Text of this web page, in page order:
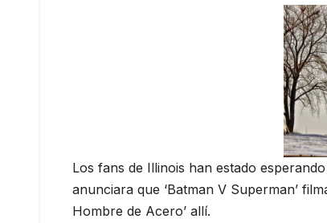
Los fans de Illinois han estado
anunciara que ‘Batman V Superman’
Hombre de Acero’ allí.